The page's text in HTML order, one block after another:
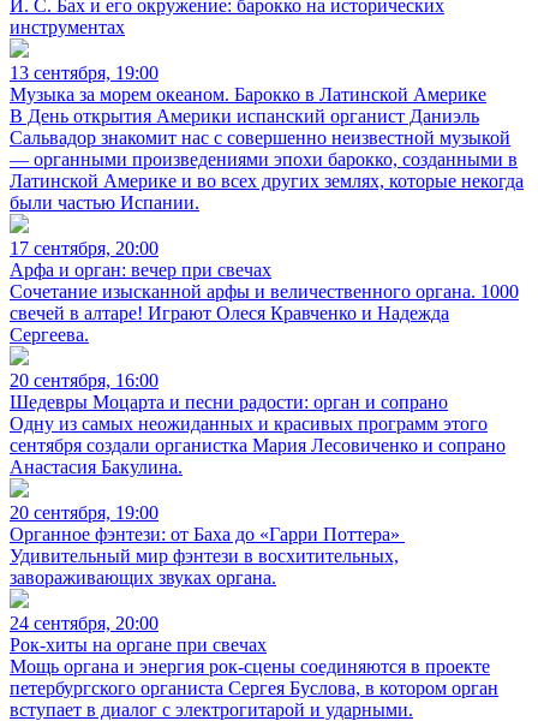
И. С. Бах и его окружение: барокко на исторических
инструментах
13 сентября, 19:00
Музыка за морем океаном. Барокко в Латинской Америке
В День открытия Америки испанский органист Даниэль
Сальвадор знакомит нас с совершенно неизвестной музыкой
— органными произведениями эпохи барокко, созданными в
Латинской Америке и во всех других землях, которые некогда
были частью Испании.
17 сентября, 20:00
Арфа и орган: вечер при свечах
Сочетание изысканной арфы и величественного органа. 1000
свечей в алтаре! Играют Олеся Кравченко и Надежда
Сергеева.
20 сентября, 16:00
Шедевры Моцарта и песни радости: орган и сопрано
Одну из самых неожиданных и красивых программ этого
сентября создали органистка Мария Лесовиченко и сопрано
Анастасия Бакулина.
20 сентября, 19:00
Органное фэнтези: от Баха до «Гарри Поттера»
Удивительный мир фэнтези в восхитительных,
завораживающих звуках органа.
24 сентября, 20:00
Рок-хиты на органе при свечах
Мощь органа и энергия рок-сцены соединяются в проекте
петербургского органиста Сергея Буслова, в котором орган
вступает в диалог с электрогитарой и ударными.